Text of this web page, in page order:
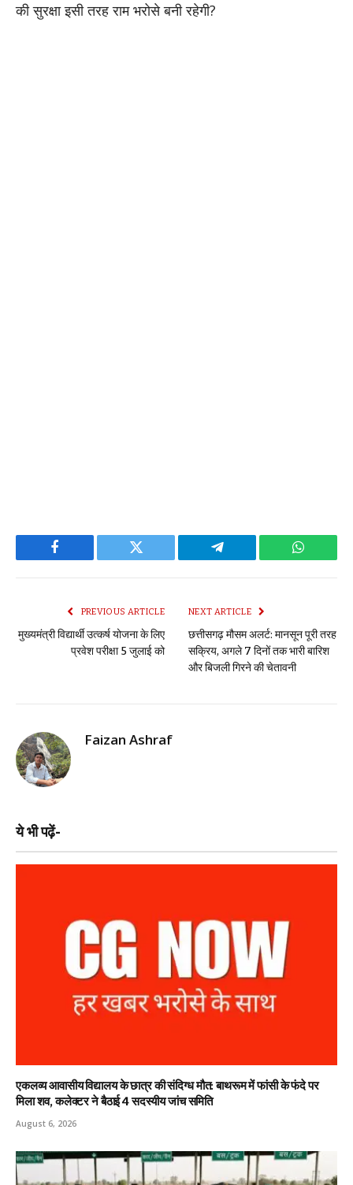
की सुरक्षा इसी तरह राम भरोसे बनी रहेगी?
Facebook Twitter Telegram
PREVIOUS ARTICLE
मुख्यमंत्री विद्यार्थी उत्कर्ष योजना के लिए
प्रवेश परीक्षा 5 जुलाई को
NEXT ARTICLE
छत्तीसगढ़ मौसम अलर्ट: मानसून पूरी तरह
सक्रिय, अगले 7 दिनों तक भारी बारिश
और बिजली गिरने की चेतावनी
Faizan Ashraf
ये भी पढ़ें-
एकलव्य आवासीय विद्यालय के छात्र की संदिग्ध मौत: बाथरूम में फांसी के फंदे पर
मिला शव, कलेक्टर ने बैठाई 4 सदस्यीय जांच समिति
August 6, 2026